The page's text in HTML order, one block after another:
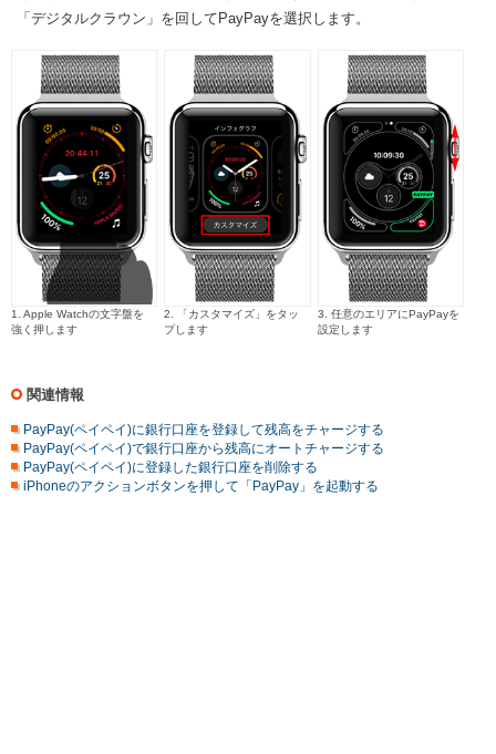
「デジタルクラウン」を回してPayPayを選択します。
1. Apple Watchの文字盤を
強く押します
2. 「カスタマイズ」をタッ
プします
3. 任意のエリアにPayPayを
設定します
関連情報
PayPay(ペイペイ)に銀行口座を登録して残高をチャージする
PayPay(ペイペイ)で銀行口座から残高にオートチャージする
PayPay(ペイペイ)に登録した銀行口座を削除する
iPhoneのアクションボタンを押して「PayPay」を起動する